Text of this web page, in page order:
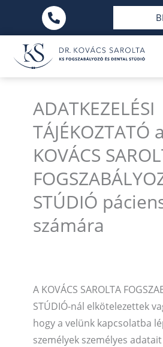
tartalomra
ADATKEZELÉSI
TÁJÉKOZTATÓ a
KOVÁCS
STÚDIÓ
számára
A KOVÁCS SAROLTA
STÚDIÓ-nál elkötelezettek
hogy a velünk kapcsolatba
személyek személyes